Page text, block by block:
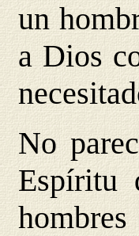
un
a Dios
No
Espíritu